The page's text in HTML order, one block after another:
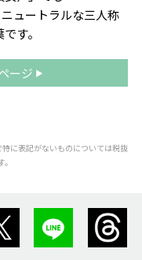
ュートラルな三人称
す。
ージ
に表記がないものについては税抜